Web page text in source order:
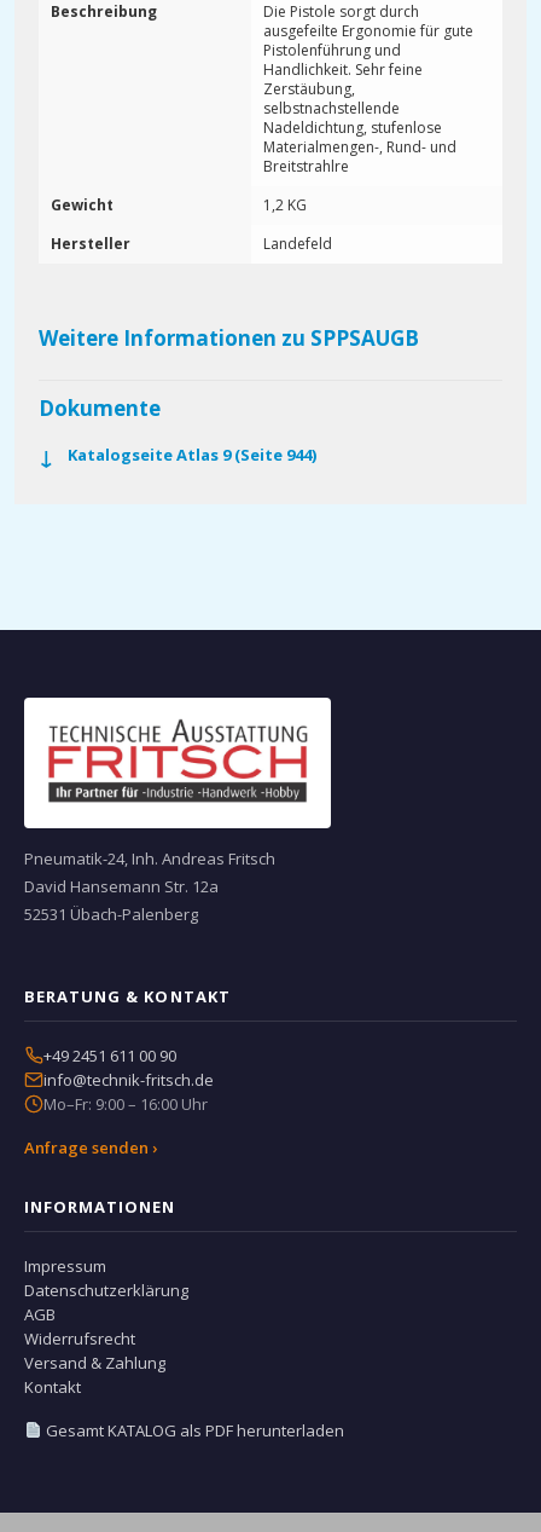
Beschreibung
Die Pistole sorgt durch
ausgefeilte Ergonomie für gute
Pistolenführung und
Handlichkeit. Sehr feine
Zerstäubung,
selbstnachstellende
Nadeldichtung, stufenlose
Materialmengen-, Rund- und
Breitstrahlre
Gewicht
1,2 KG
Hersteller
Landefeld
Weitere Informationen zu SPPSAUGB
Dokumente
Katalogseite Atlas 9 (Seite 944)
Pneumatik-24, Inh. Andreas Fritsch
David Hansemann Str. 12a
52531 Übach-Palenberg
BERATUNG & KONTAKT
+49 2451 611 00 90
info@technik-fritsch.de
Mo–Fr: 9:00 – 16:00 Uhr
Anfrage senden ›
INFORMATIONEN
Impressum
Datenschutzerklärung
AGB
Widerrufsrecht
Versand & Zahlung
Kontakt
Gesamt KATALOG als PDF herunterladen